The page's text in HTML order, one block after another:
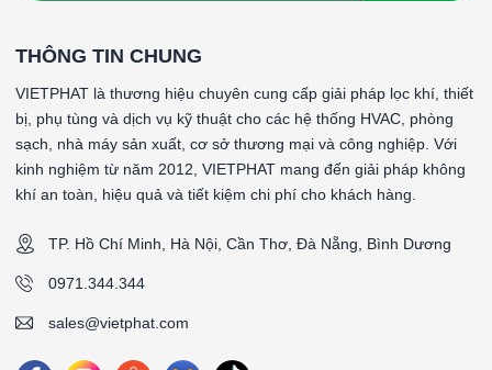
Resistance)
việc tối đa
80°C
Khả năng tái
Có – rửa và dùng lại nhiều lần
Ứng dụng
THÔNG TIN CHUNG
VIETPHAT là thương hiệu chuyên cung cấp giải pháp lọc khí, thiết
bị, phụ tùng và dịch vụ kỹ thuật cho các hệ thống HVAC, phòng
sạch, nhà máy sản xuất, cơ sở thương mại và công nghiệp. Với
kinh nghiệm từ năm 2012, VIETPHAT mang đến giải pháp không
khí an toàn, hiệu quả và tiết kiệm chi phí cho khách hàng.
TP. Hồ Chí Minh, Hà Nội, Cần Thơ, Đà Nẵng, Bình Dương
0971.344.344
sales@vietphat.com